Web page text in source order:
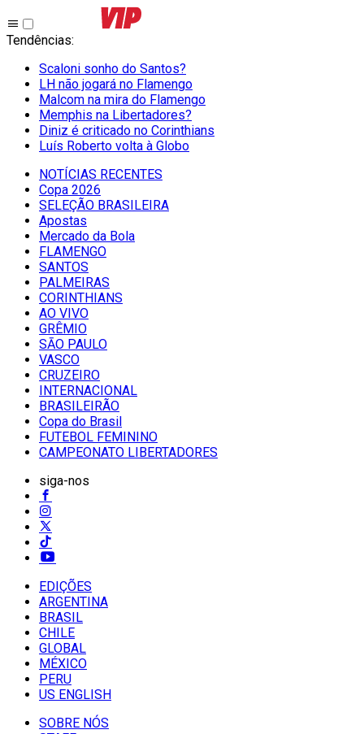
Tendências:
Scaloni sonho do Santos?
LH não jogará no Flamengo
Malcom na mira do Flamengo
Memphis na Libertadores?
Diniz é criticado no Corinthians
Luís Roberto volta à Globo
NOTÍCIAS RECENTES
Copa 2026
SELEÇÃO BRASILEIRA
Apostas
Mercado da Bola
FLAMENGO
SANTOS
PALMEIRAS
CORINTHIANS
AO VIVO
GRÊMIO
SĀO PAULO
VASCO
CRUZEIRO
INTERNACIONAL
BRASILEIRÃO
Copa do Brasil
FUTEBOL FEMININO
CAMPEONATO LIBERTADORES
siga-nos
EDIÇÕES
ARGENTINA
BRASIL
CHILE
GLOBAL
MÉXICO
PERU
US ENGLISH
SOBRE NÓS